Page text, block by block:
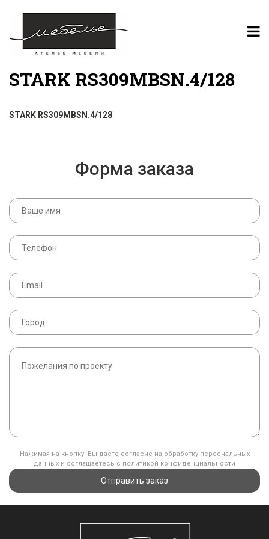
STARK RS309MBSN.4/128
STARK RS309MBSN.4/128
Форма заказа
Нажимая на кнопку, Вы даете согласие на обработку персональных
данных и соглашаетесь с политикой конфиденциальности
Отправить заказ